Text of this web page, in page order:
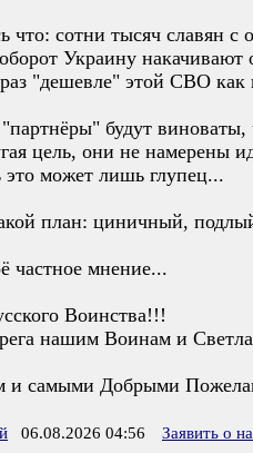
что: сотни тысяч славян с
Украину
"дешевле" этой СВО
будут виноваты,
цель, они не намерены
может лишь глупец...
план: циничный,
частное мнение...
Воинства!!!
нашим Воинам и
и самыми Добрыми
06.08.2026 04:56 Заявить о